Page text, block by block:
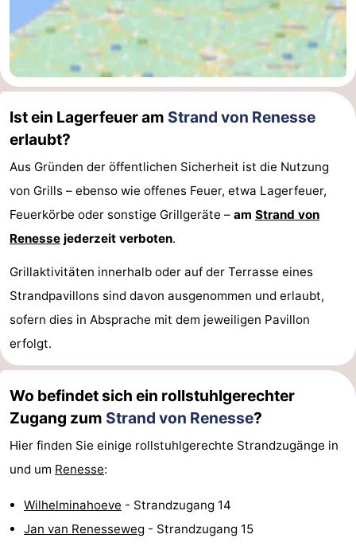
Ist ein Lagerfeuer am Strand von Renesse
erlaubt?
Aus Gründen der öffentlichen Sicherheit ist die Nutzung
von Grills – ebenso wie offenes Feuer, etwa Lagerfeuer,
Feuerkörbe oder sonstige Grillgeräte – am Strand von
Renesse jederzeit verboten.
Grillaktivitäten innerhalb oder auf der Terrasse eines
Strandpavillons sind davon ausgenommen und erlaubt,
sofern dies in Absprache mit dem jeweiligen Pavillon
erfolgt.
Wo befindet sich ein rollstuhlgerechter
Zugang zum Strand von Renesse?
Hier finden Sie einige rollstuhlgerechte Strandzugänge in
und um Renesse:
Wilhelminahoeve - Strandzugang 14
Jan van Renesseweg - Strandzugang 15